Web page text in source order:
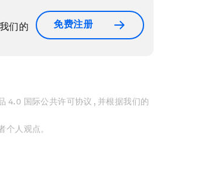
们的
免费注册
4.0 国际公共许可协议 , 并根据我们的
个人观点。